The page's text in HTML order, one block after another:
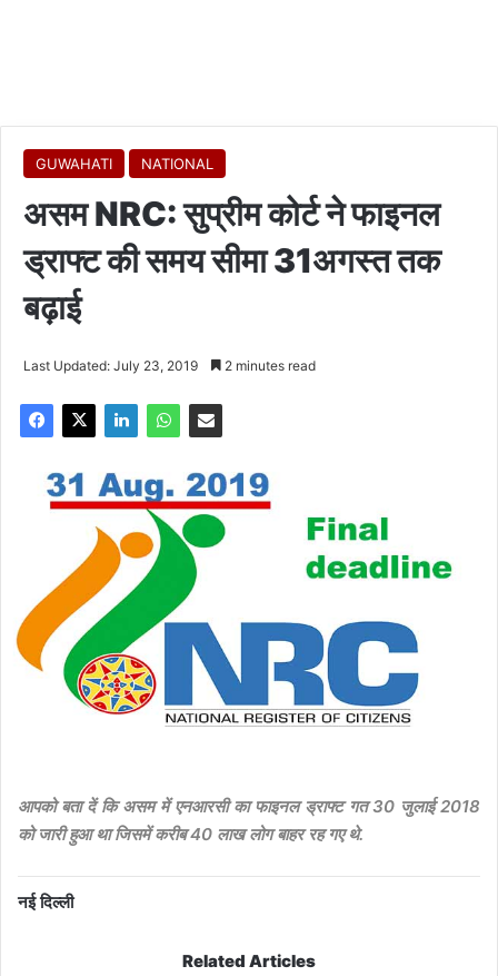
GUWAHATI NATIONAL
असम NRC: सुप्रीम कोर्ट ने फाइनल
ड्राफ्ट की समय सीमा 31अगस्त तक
बढ़ाई
Last Updated: July 23, 2019 2 minutes read
आपको बता दें कि असम में एनआरसी का फाइनल ड्राफ्ट गत 30 जुलाई 2018
को जारी हुआ था जिसमें करीब 40 लाख लोग बाहर रह गए थे.
नई दिल्ली
Related Articles